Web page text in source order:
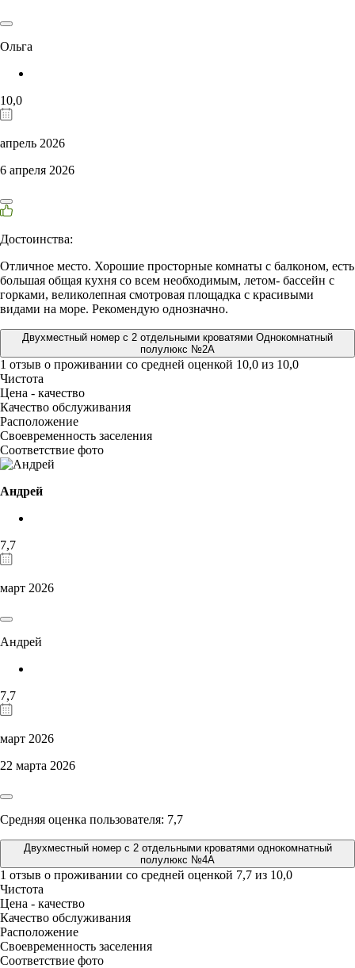
Ольга
10,0
апрель 2026
6 апреля 2026
Достоинства:
Отличное место. Хорошие просторные комнаты с балконом, есть
большая общая кухня со всем необходимым, летом- бассейн с
горками, великолепная смотровая площадка с красивыми
видами на море. Рекомендую однозначно.
Двухместный номер с 2 отдельными кроватями Однокомнатный
полулюкс №2А
1 отзыв о проживании со средней оценкой 10,0 из 10,0
Чистота
Цена - качество
Качество обслуживания
Расположение
Своевременность заселения
Соответствие фото
Андрей
7,7
март 2026
Андрей
7,7
март 2026
22 марта 2026
Средняя оценка пользователя: 7,7
Двухместный номер с 2 отдельными кроватями однокомнатный
полулюкс №4А
1 отзыв о проживании со средней оценкой 7,7 из 10,0
Чистота
Цена - качество
Качество обслуживания
Расположение
Своевременность заселения
Соответствие фото